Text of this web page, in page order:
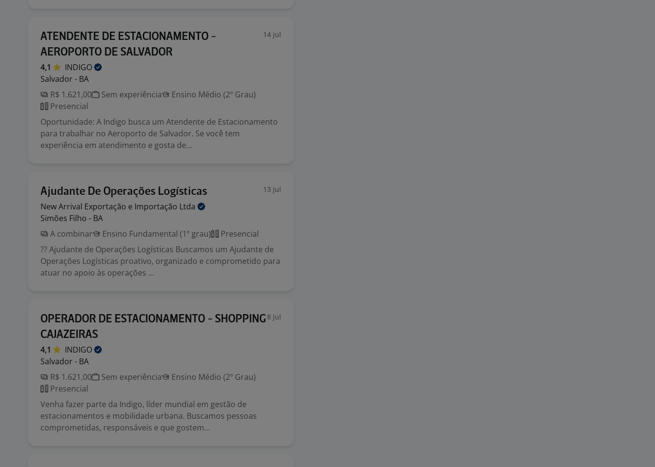
ATENDENTE DE ESTACIONAMENTO -
AEROPORTO DE SALVADOR
14 jul
4,1
INDIGO
Salvador - BA
R$ 1.621,00
Sem experiência
Ensino Médio (2º Grau)
Presencial
Oportunidade: A Indigo busca um Atendente de Estacionamento
para trabalhar no Aeroporto de Salvador. Se você tem
experiência em atendimento e gosta de...
Ajudante De Operações Logísticas 13 jul
New Arrival Exportação e Importação Ltda
Simões Filho - BA
A combinar
Ensino Fundamental (1º grau)
Presencial
?? Ajudante de Operações Logísticas Buscamos um Ajudante de
Operações Logísticas proativo, organizado e comprometido para
atuar no apoio às operações ...
OPERADOR DE ESTACIONAMENTO - SHOPPING
CAJAZEIRAS
8 jul
4,1
INDIGO
Salvador - BA
R$ 1.621,00
Sem experiência
Ensino Médio (2º Grau)
Presencial
Venha fazer parte da Indigo, líder mundial em gestão de
estacionamentos e mobilidade urbana. Buscamos pessoas
comprometidas, responsáveis e que gostem...